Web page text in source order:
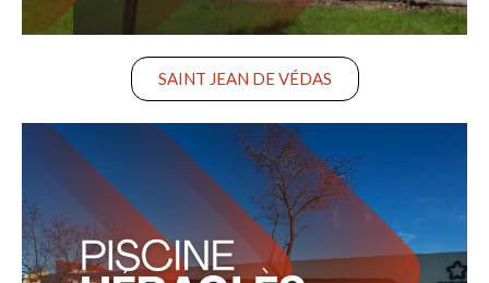
SAINT JEAN DE VÉDAS